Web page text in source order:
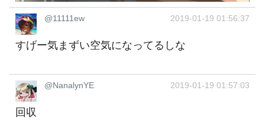
@11111ew 2019-01-19 01:56:37
すげー気まずい空気になってるしな
@NanalynYE 2019-01-19 01:57:03
回収